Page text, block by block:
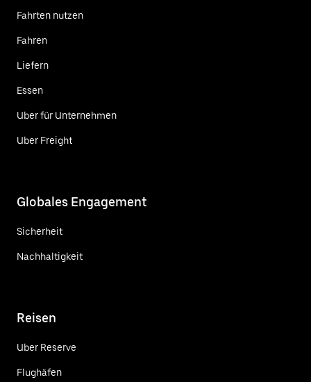
Fahrten nutzen
Fahren
Liefern
Essen
Uber für Unternehmen
Uber Freight
Globales Engagement
Sicherheit
Nachhaltigkeit
Reisen
Uber Reserve
Flughäfen